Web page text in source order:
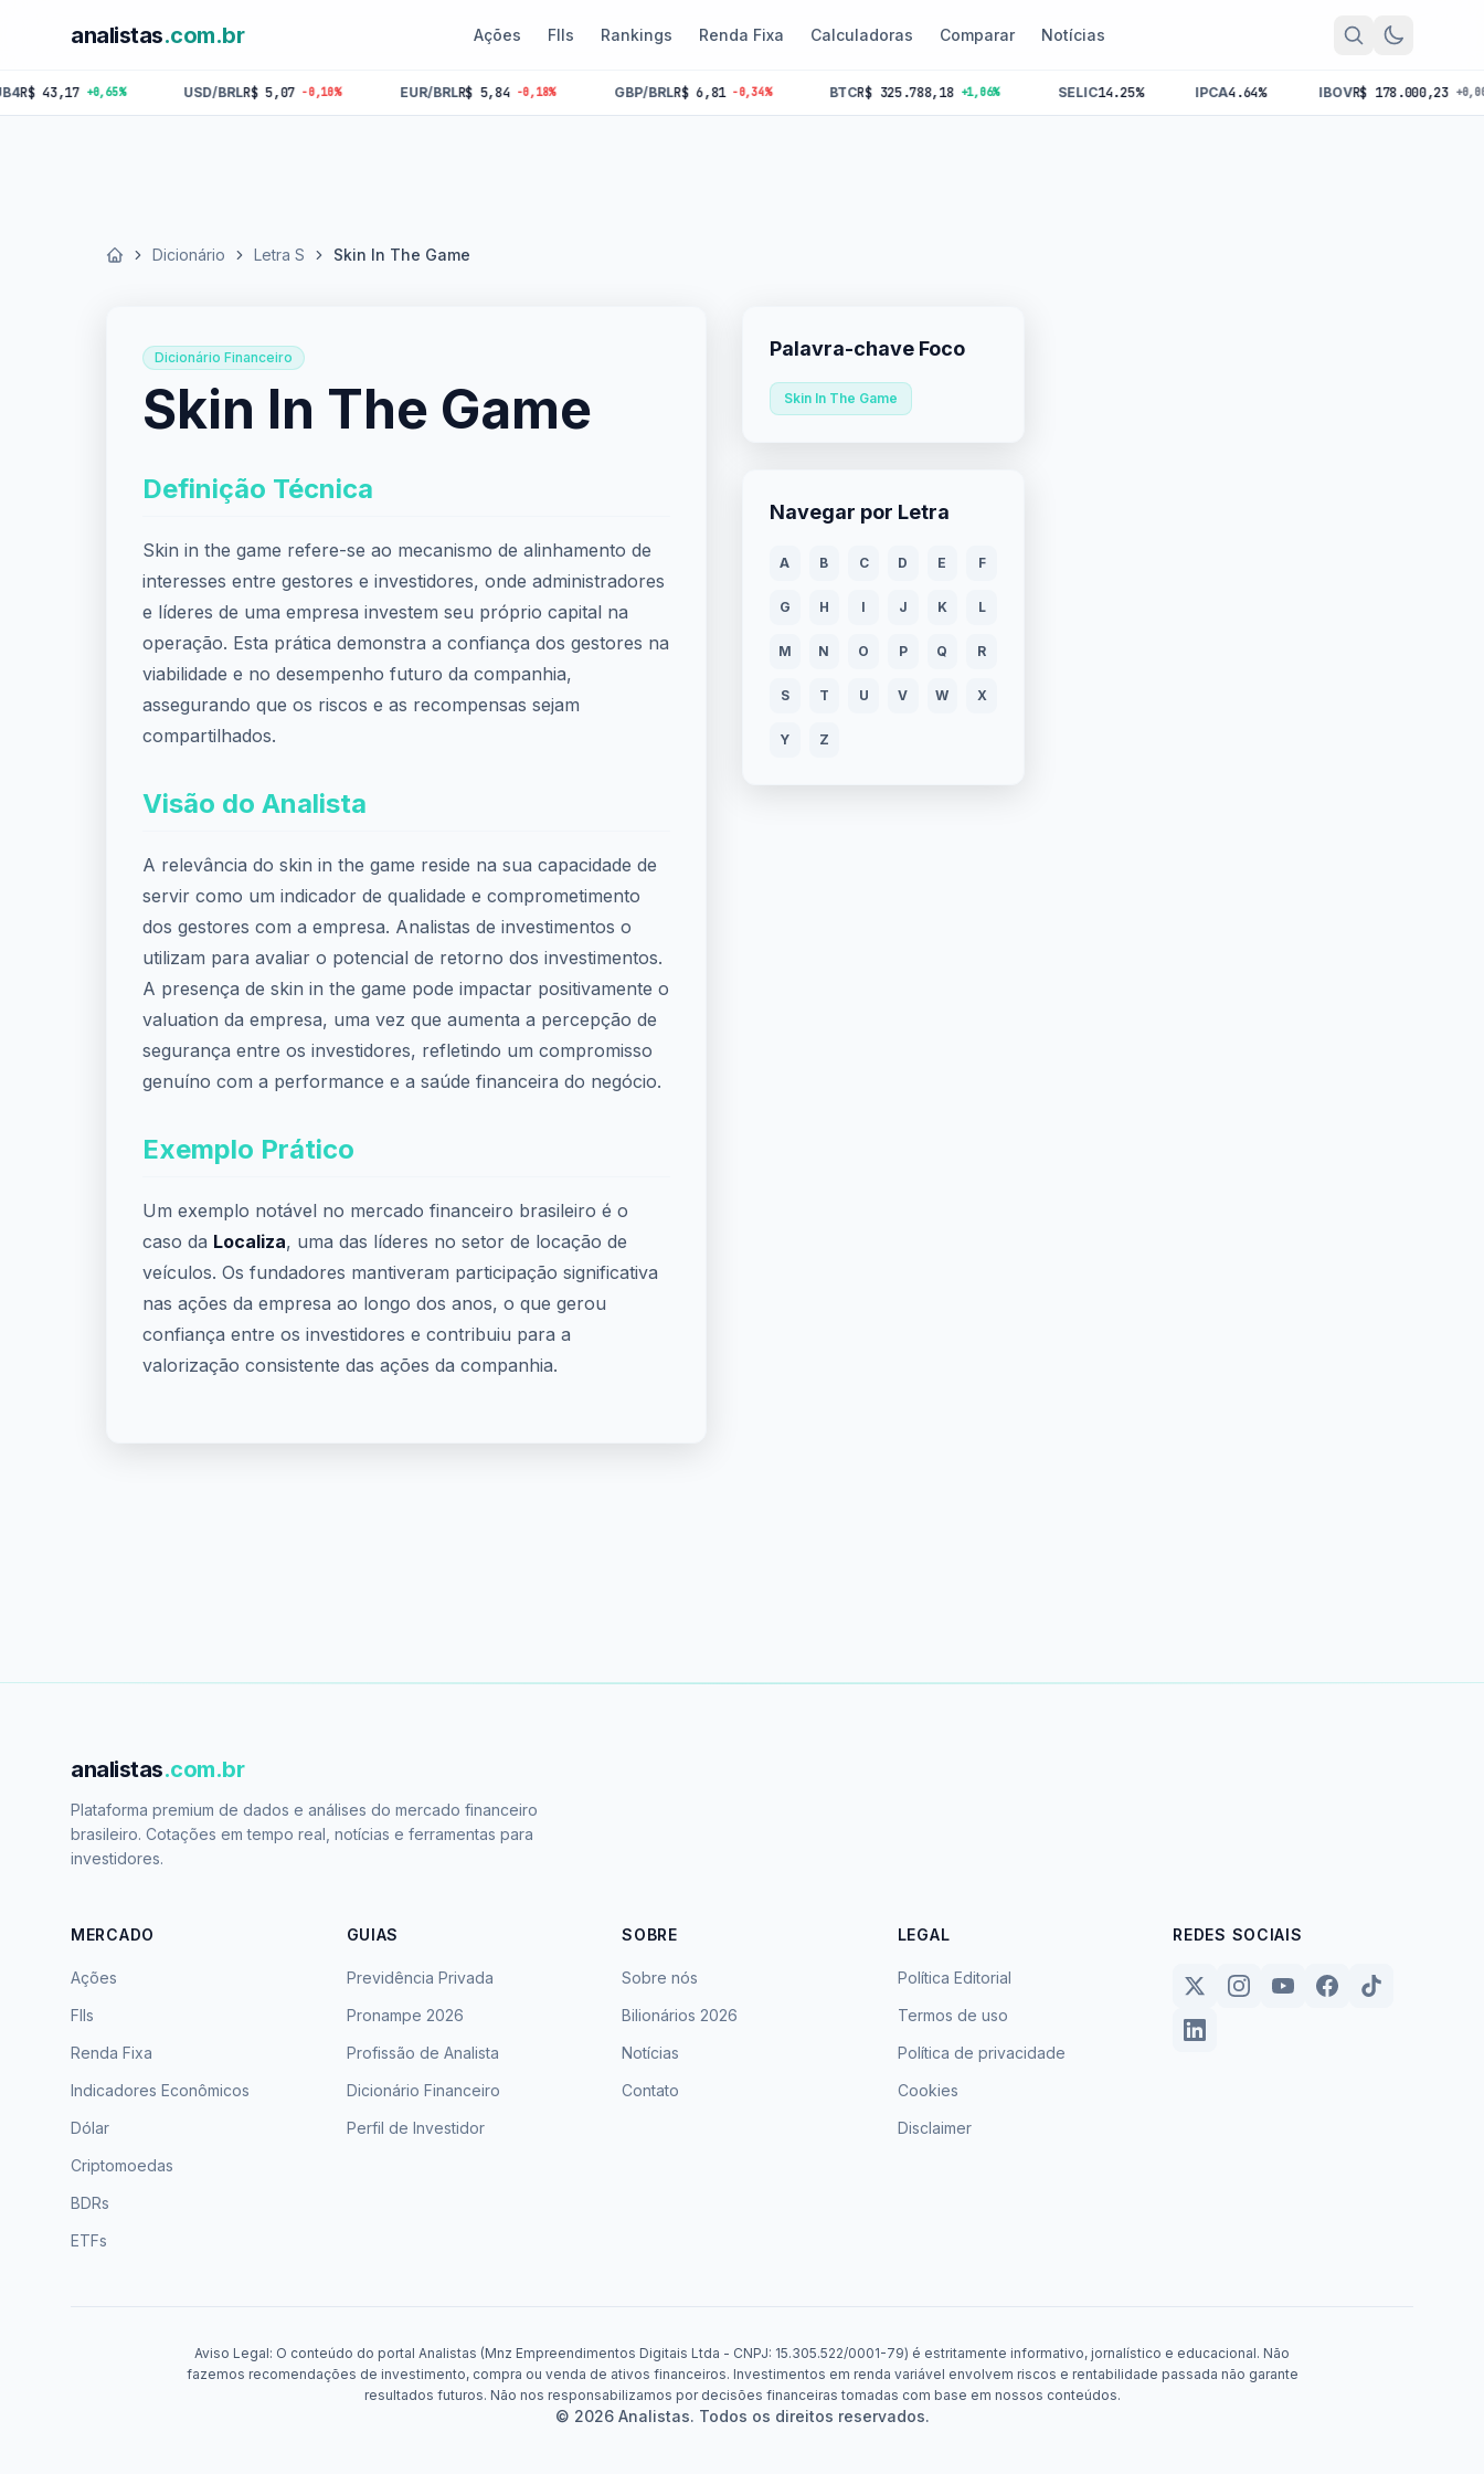
analistas.com.br Ações FIIs Rankings Renda Fixa Calculadoras Comparar Notícias
+0,65% USD/BRLR$ 5,07 -0,10% EUR/BRLR$ 5,84 -0,18% GBP/BRLR$ 6,81 -0,34% R$ 325.788,18 +1,06% 14.25% IPCA 4.64% IBOV R$ 178.000,23 +0,00%
Início Dicionário Letra S Skin In The Game
Dicionário Financeiro
Skin In The Game
Definição Técnica
Skin in the game refere-se ao mecanismo de alinhamento de
interesses entre gestores e investidores, onde administradores
e líderes de uma empresa investem seu próprio capital na
operação. Esta prática demonstra a confiança dos gestores na
viabilidade e no desempenho futuro da companhia,
assegurando que os riscos e as recompensas sejam
compartilhados.
Visão do Analista
A relevância do skin in the game reside na sua capacidade de
servir como um indicador de qualidade e comprometimento
dos gestores com a empresa. Analistas de investimentos o
utilizam para avaliar o potencial de retorno dos investimentos.
A presença de skin in the game pode impactar positivamente o
valuation da empresa, uma vez que aumenta a percepção de
segurança entre os investidores, refletindo um compromisso
genuíno com a performance e a saúde financeira do negócio.
Exemplo Prático
Um exemplo notável no mercado financeiro brasileiro é o
caso da Localiza, uma das líderes no setor de locação de
veículos. Os fundadores mantiveram participação significativa
nas ações da empresa ao longo dos anos, o que gerou
confiança entre os investidores e contribuiu para a
valorização consistente das ações da companhia.
Palavra-chave Foco
Skin In The Game
Navegar por Letra
A B C D E F
G H I J K L
M N O P Q R
S T U V W X
Y Z
analistas.com.br
Plataforma premium de dados e análises do mercado financeiro
brasileiro. Cotações em tempo real, notícias e ferramentas para
investidores.
MERCADO
Ações
FIIs
Renda Fixa
Indicadores Econômicos
Dólar
Criptomoedas
BDRs
ETFs
GUIAS
Previdência Privada
Pronampe 2026
Profissão de Analista
Dicionário Financeiro
Perfil de Investidor
SOBRE
Sobre nós
Bilionários 2026
Notícias
Contato
LEGAL
Política Editorial
Termos de uso
Política de privacidade
Cookies
Disclaimer
REDES SOCIAIS
Aviso Legal: O conteúdo do portal Analistas (Mnz Empreendimentos Digitais Ltda - CNPJ: 15.305.522/0001-79) é estritamente informativo, jornalístico e educacional. Não
fazemos recomendações de investimento, compra ou venda de ativos financeiros. Investimentos em renda variável envolvem riscos e rentabilidade passada não garante
resultados futuros. Não nos responsabilizamos por decisões financeiras tomadas com base em nossos conteúdos.
© 2026 Analistas. Todos os direitos reservados.